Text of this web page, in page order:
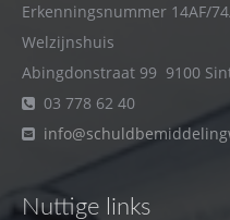
Erkenningsnummer 14AF/
Welzijnshuis
Abingdonstraat 99 9100
03 778 62 40
Nuttige links